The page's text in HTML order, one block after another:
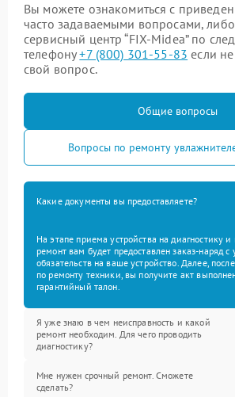
Вы можете ознакомиться с
часто задаваемыми вопросами,
сервисный центр “FIX-Midea” по
телефону+7 (800) 301-55-83 если
свой вопрос.
Общие вопросы
Вопросы по ремонту
Какие документы вы предоставляете?
На этапе приема устройства на диагностику
ремонт вам будет предоставлен заказ-наряд
обязательств на ваше устройство. Далее,
по ремонту техники, вы получите акт
гарантийный талон.
Я уже знаю в чем неисправность и какой
ремонт необходим. Для чего проводить
диагностику?
Мне нужен срочный ремонт. Сможете
сделать?